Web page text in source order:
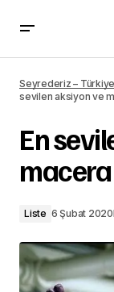
Seyrederiz –
sevilen aksiyon ve
En
Liste 6 Şubat 2020